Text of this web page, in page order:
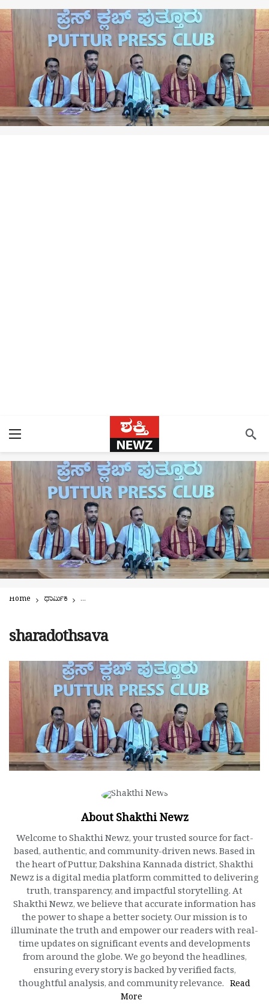
Home ಧಾರ್ಮಿಕ ಪುತ್ತೂರು ಶಾರದೋತ್ಸವ: ಶ್ರೀ ಶಾರದಾ ಮಂದಿರದಲ್ಲಿ ಅಂತಿಮ ಸಿದ್ಧತೆ |
sharadothsava
About Shakthi Newz
Welcome to Shakthi Newz, your trusted source for fact-
based, authentic, and community-driven news. Based in
the heart of Puttur, Dakshina Kannada district, Shakthi
Newz is a digital media platform committed to delivering
truth, transparency, and impactful storytelling. At
Shakthi Newz, we believe that accurate information has
the power to shape a better society. Our mission is to
illuminate the truth and empower our readers with real-
time updates on significant events and developments
from around the globe. We go beyond the headlines,
ensuring every story is backed by verified facts,
thoughtful analysis, and community relevance. Read
More